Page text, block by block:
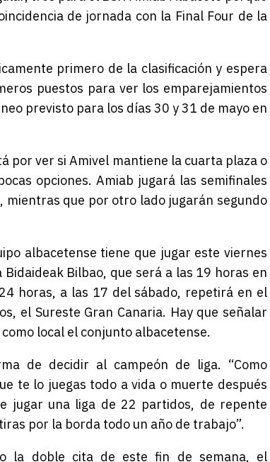
de jornada con la Final Four de la
primero de la clasificación y espera
puestos para ver los emparejamientos
previsto para los días 30 y 31 de mayo en
por ver si Amivel mantiene la cuarta plaza o
opciones. Amiab jugará las semifinales
que por otro lado jugarán segundo
albacetense tiene que jugar este viernes
Bilbao, que será a las 19 horas en
horas, a las 17 del sábado, repetirá en el
el Sureste Gran Canaria. Hay que señalar
local el conjunto albacetense.
de decidir al campeón de liga. “Como
te lo juegas todo a vida o muerte después
jugar una liga de 22 partidos, de repente
por la borda todo un año de trabajo”.
la doble cita de este fin de semana, el